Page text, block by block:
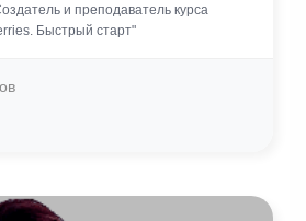
и преподаватель курса
Быстрый старт"